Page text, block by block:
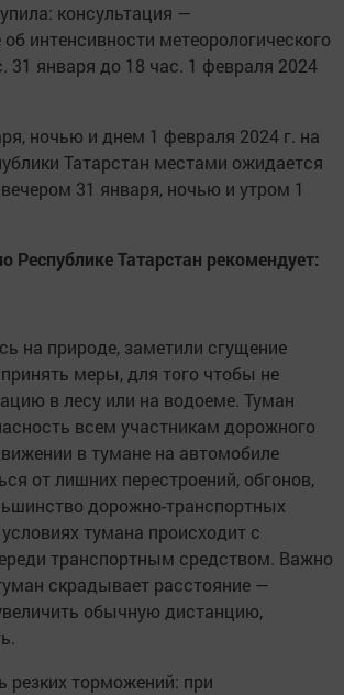
консультация —
интенсивности метеорологического
31 января до 18 час. 1 февраля 2024
ночью и днем 1 февраля 2024 г. на
Татарстан местами ожидается
31 января, ночью и утром 1
Республике Татарстан рекомендует:
на природе, заметили сгущение
меры, для того чтобы не
в лесу или на водоеме. Туман
всем участникам дорожного
в тумане на автомобиле
от лишних перестроений, обгонов,
дорожно-транспортных
тумана происходит с
транспортным средством. Важно
скрадывает расстояние —
обычную дистанцию,
резких торможений: при